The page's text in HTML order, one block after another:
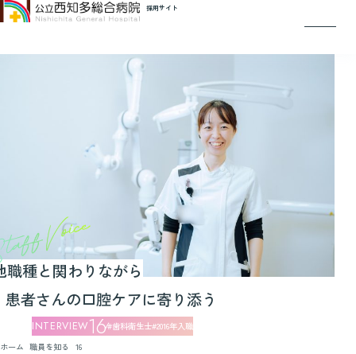
採用サイト
ホーム
当院を知る
職員を知る
インターンシップ
募集職種 / エントリー
0562-33-5500
（企画管理課 人事管理室 採用担当）
採用に関するお問い合わせ
職種と関わりながら
患者さんの口腔ケアに寄り添う
16 歯科衛生士 2016年入職
ホーム 職員を知る 16